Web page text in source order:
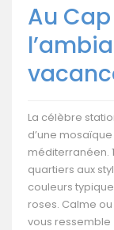
Au
La célèbre
d’une
méditerranéen.
quartiers aux
couleurs
roses. Calme
vous ressemble